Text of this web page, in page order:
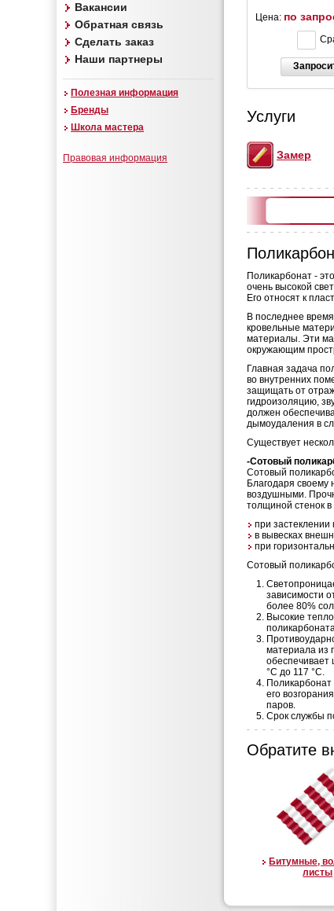
Вакансии
Обратная связь
Сделать заказ
Наши партнеры
Полезная информация
Бренды
Школа мастера
Правовая информация
Цена: по
Услуги
Замер
Поликарбонат -
очень высокой
Его относят к
В последнее
кровельные
материалы. Эти
окружающим
Главная задача
во внутренних
защищать от
гидроизоляцию,
должен
дымоудаления в
Существует
-Сотовый
Сотовый
Благодаря своему
воздушными.
толщиной стенок
при застеклении
в вывесках
при
Сотовый
зависимости
более 80%
Высокие
поликарбоната.
материала из
°C до 117 °C.
его
паров.
Срок службы
Обратите
Битумные,
листы